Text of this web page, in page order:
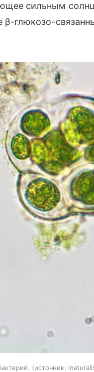
сильным
β-глюкозо-
источник: